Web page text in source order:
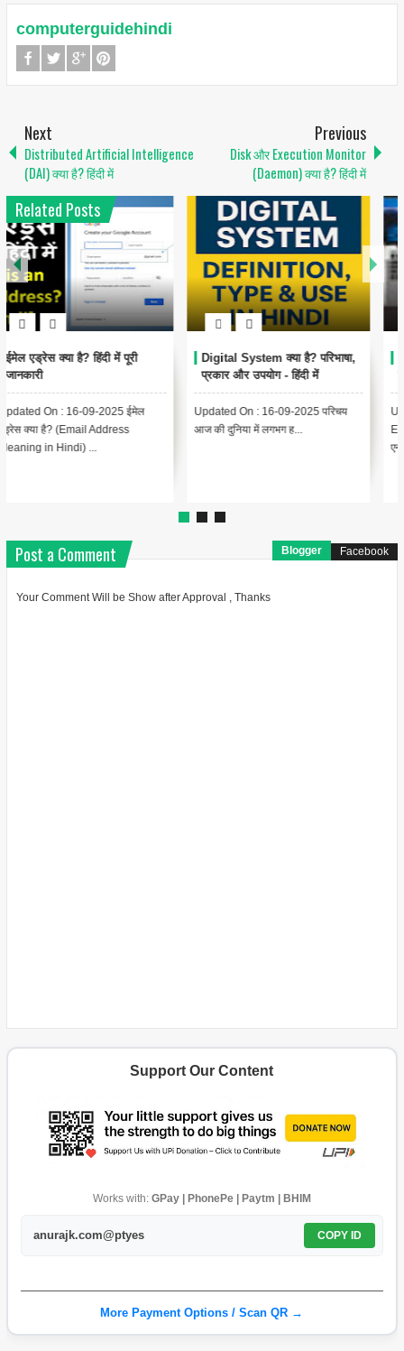
computerguidehindi
Next
Distributed Artificial Intelligence
(DAI) क्या है? हिंदी में
Previous
Disk और Execution Monitor
(Daemon) क्या है? हिंदी में
Related Posts 1
Encoding Meaning in Hindi |
एन्कोडिंग का मतलब और उपयोग
Updated On : 13-09-2025
Encoding Meaning in Hindi |
एन्कोडिंग का मतलब Encodin...
थंबनेल क्या है? | Thumbnail
Meaning in Hindi (YouTube
& Computer Example)
{ "@context": "https://schema.org",
Post a Comment Blogger Facebook
Your Comment Will be Show after Approval , Thanks
Support Our Content
Works with: GPay | PhonePe | Paytm | BHIM
anurajk.com@ptyes COPY ID
More Payment Options / Scan QR →